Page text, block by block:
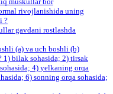
rivojlanishida uning
?
gavdani rostlashda
(a) va uch boshli (b)
1) bilak sohasida; 2) tirsak
4) yelkaning orqa
6) sonning orqa sohasida;